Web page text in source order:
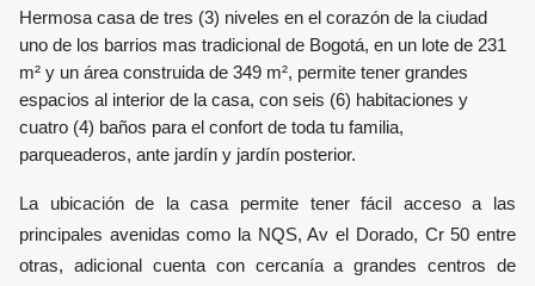
Hermosa casa de tres (3) niveles en el corazón de la ciudad
uno de los barrios mas tradicional de Bogotá, en un lote de 231
m² y un área construida de 349 m², permite tener grandes
espacios al interior de la casa, con seis (6) habitaciones y
cuatro (4) baños para el confort de toda tu familia,
parqueaderos, ante jardín y jardín posterior.
La ubicación de la casa permite tener fácil acceso a las
principales avenidas como la NQS, Av el Dorado, Cr 50 entre
otras, adicional cuenta con cercanía a grandes centros de